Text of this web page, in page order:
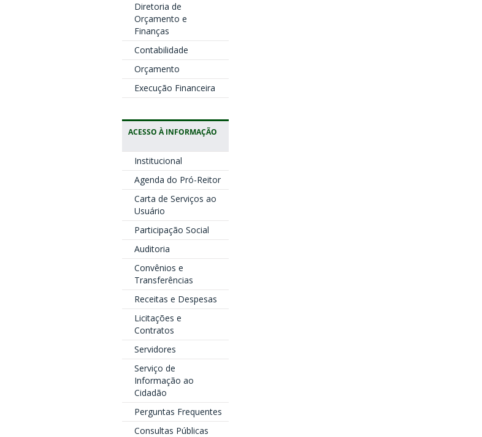
Diretoria de
Orçamento e
Finanças
Contabilidade
Orçamento
Execução Financeira
ACESSO À INFORMAÇÃO
Institucional
Agenda do Pró-Reitor
Carta de Serviços ao
Usuário
Participação Social
Auditoria
Convênios e
Transferências
Receitas e Despesas
Licitações e
Contratos
Servidores
Serviço de
Informação ao
Cidadão
Perguntas Frequentes
Consultas Públicas